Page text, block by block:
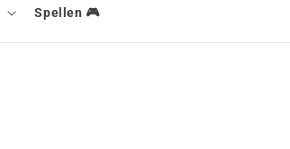
Spellen 🎮